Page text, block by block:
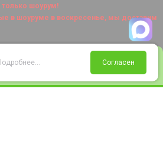
Избранное Корзина
только шоурум!
в шоуруме в воскресенье, мы доставим
Согласен